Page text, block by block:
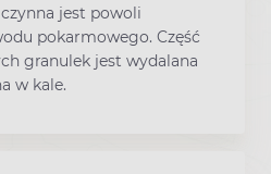
jest powoli
pokarmowego. Część
granulek jest wydalana
w kale.